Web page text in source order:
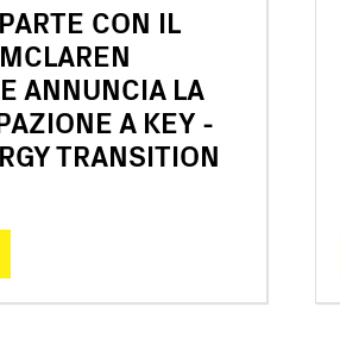
CON IL
ANNUNCIA LA
A KEY -
TRANSITION